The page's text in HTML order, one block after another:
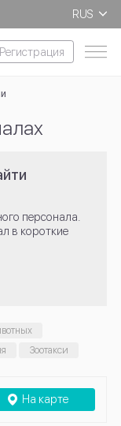
RUS
EN
Регистрация
персонала.
в короткие
Зоотакси
На карте